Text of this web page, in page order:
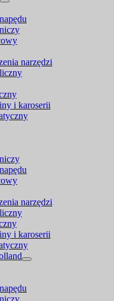
narzędzi
i karoserii
narzędzi
i karoserii